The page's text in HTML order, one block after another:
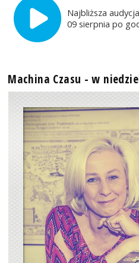
Najbliższa
09 sierpnia po
Machina Czasu - w